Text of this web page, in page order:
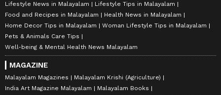
Lifestyle News in Malayalam
Lifestyle Tips in Malayalam
Food and Recipes in Malayalam
Health News in Malayalam
Home Decor Tips in Malayalam
Woman Lifestyle Tips in Malayalam
Pets & Animals Care Tips
Well-being & Mental Health News Malayalam
MAGAZINE
Malayalam Magazines
Malayalam Krishi (Agriculture)
India Art Magazine Malayalam
Malayalam Books